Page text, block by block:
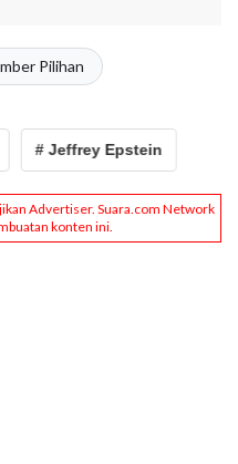
Pilihan
# Jeffrey Epstein